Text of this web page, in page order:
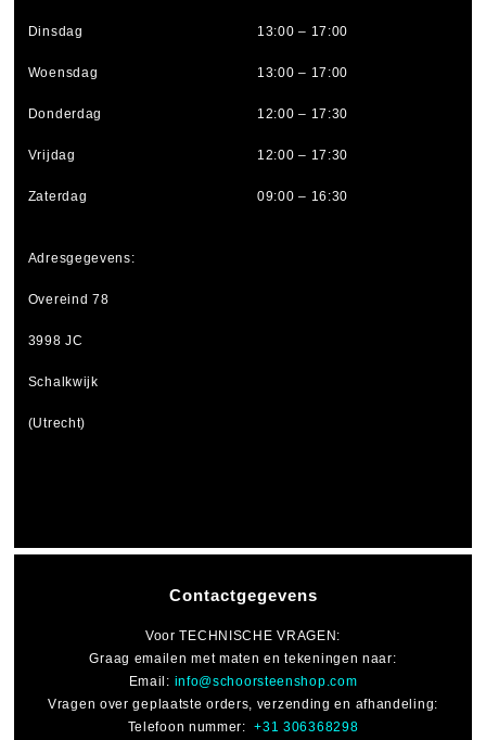
Contactgegevens
VoorTECHNISCHE VRAGEN :
Graag emailen met maten en tekeningen naar:
Email: info@schoorsteenshop.com
Vragen over geplaatste orders, verzending en afhandeling:
Telefoon nummer:+31 306368298
Dinsdag 13:00 – 17:00
Woensdag 13:00 – 17:00
Donderdag 12:00 – 17:30
Vrijdag 12:00 – 17:30
Zaterdag 09:00 – 16:30
Adresgegevens:
Overeind 78
3998 JC
Schalkwijk
(Utrecht)